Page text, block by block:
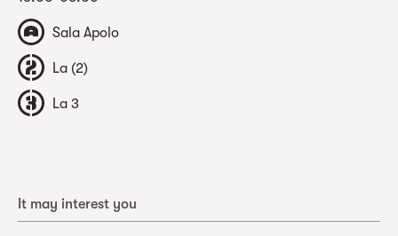
Sala Apolo
La (2)
La 3
It may interest you